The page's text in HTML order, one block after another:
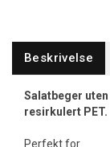
Beskrivelse
Salatbeger
resirkulert PET.
Perfekt for